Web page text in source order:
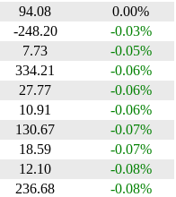
94.08
0.00%
-248.20
-0.03%
7.73
-0.05%
334.21
-0.06%
27.77
-0.06%
10.91
-0.06%
130.67
-0.07%
18.59
-0.07%
12.10
-0.08%
236.68
-0.08%